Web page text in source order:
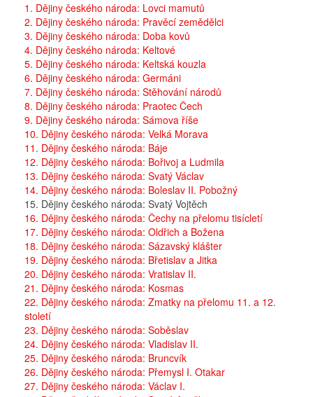
1. Dějiny českého národa: Lovci mamutů
2. Dějiny českého národa: Pravěcí zemědělci
3. Dějiny českého národa: Doba kovů
4. Dějiny českého národa: Keltové
5. Dějiny českého národa: Keltská kouzla
6. Dějiny českého národa: Germáni
7. Dějiny českého národa: Stěhování národů
8. Dějiny českého národa: Praotec Čech
9. Dějiny českého národa: Sámova říše
10. Dějiny českého národa: Velká Morava
11. Dějiny českého národa: Báje
12. Dějiny českého národa: Bořivoj a Ludmila
13. Dějiny českého národa: Svatý Václav
14. Dějiny českého národa: Boleslav II. Pobožný
15. Dějiny českého národa: Svatý Vojtěch
16. Dějiny českého národa: Čechy na přelomu tisícletí
17. Dějiny českého národa: Oldřich a Božena
18. Dějiny českého národa: Sázavský klášter
19. Dějiny českého národa: Břetislav a Jitka
20. Dějiny českého národa: Vratislav II.
21. Dějiny českého národa: Kosmas
22. Dějiny českého národa: Zmatky na přelomu 11. a 12.
století
23. Dějiny českého národa: Soběslav
24. Dějiny českého národa: Vladislav II.
25. Dějiny českého národa: Bruncvík
26. Dějiny českého národa: Přemysl I. Otakar
27. Dějiny českého národa: Václav I.